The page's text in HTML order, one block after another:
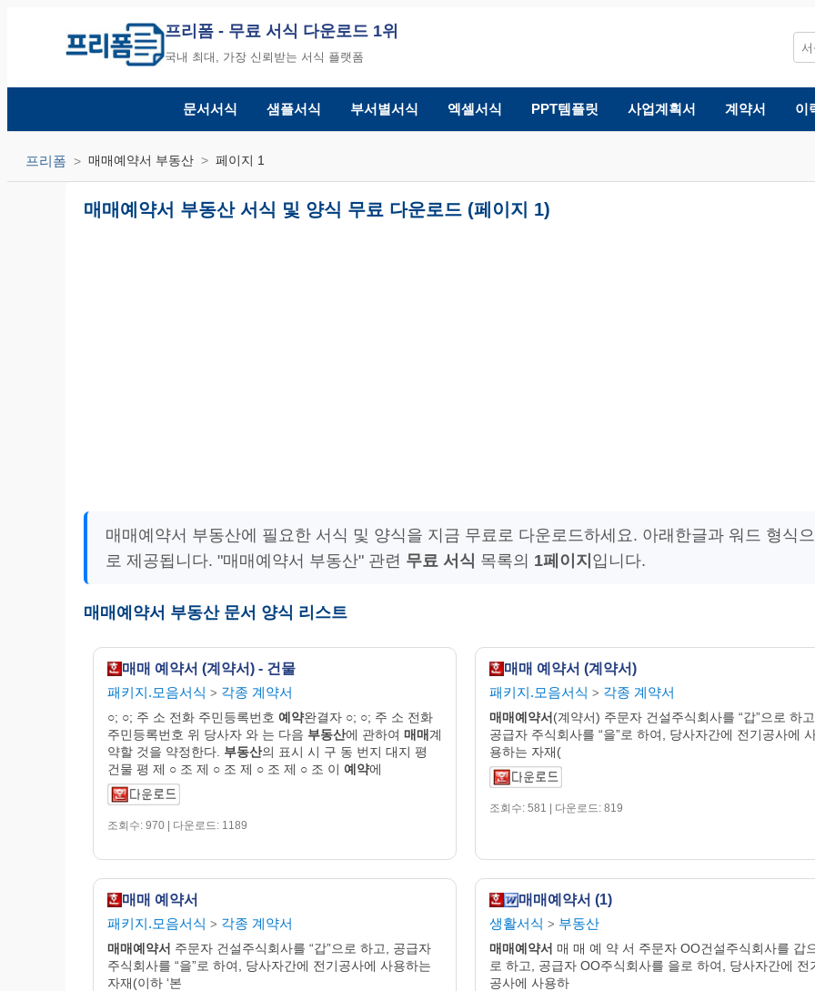
프리폼 - 무료 서식 다운로드 1위
국내 최대, 가장 신뢰받는 서식 플랫폼
문서서식 샘플서식 부서별서식 엑셀서식 PPT템플릿 사업계획서 계약서 이
프리폼 매매예약서 부동산 페이지 1
매매예약서 부동산 서식 및 양식 무료 다운로드 (페이지 1)
매매예약서 부동산에 필요한 서식 및 양식을 지금 무료로 다운로드하세요. 아래한글과 워드 형식으
로 제공됩니다. "매매예약서 부동산" 관련 무료 서식 목록의 1페이지 입니다.
매매예약서 부동산 문서 양식 리스트
매매 예약서 (계약서) - 건물
패키지.모음서식 > 각종 계약서
○; ○; 주 소 전화 주민등록번호 예약완결자 ○; ○; 주 소 전화
주민등록번호 위 당사자 와 는 다음 부동산에 관하여 매매계
약할 것을 약정한다. 부동산의 표시 시 구 동 번지 대지 평
건물 평 제 ○ 조 제 ○ 조 제 ○ 조 제 ○ 조 이 예약에
조회수: 970 | 다운로드: 1189
매매 예약서 (계약서)
패키지.모음서식 > 각종 계약서
매매예약서(계약서) 주문자 건설주식회사를 “갑”으로 하
공급자 주식회사를 “을”로 하여, 당사자간에 전기공사에
용하는 자재(
조회수: 581 | 다운로드: 819
매매 예약서
패키지.모음서식 > 각종 계약서
매매예약서 주문자 건설주식회사를 “갑”으로 하고, 공급자
주식회사를 “을”로 하여, 당사자간에 전기공사에 사용하는
자재(이하 ‘본
매매예약서 (1)
생활서식 > 부동산
매매예약서 매 매 예 약 서 주문자 OO건설주식회사를 갑
로 하고, 공급자 OO주식회사를 을로 하여, 당사자간에 전
공사에 사용하